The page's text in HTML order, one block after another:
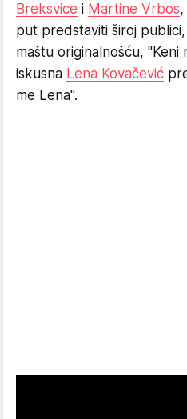
Breksvice i Martine Vrbos
put predstaviti široj
maštu originalnošću,
iskusna Lena Kovačević
me Lena".